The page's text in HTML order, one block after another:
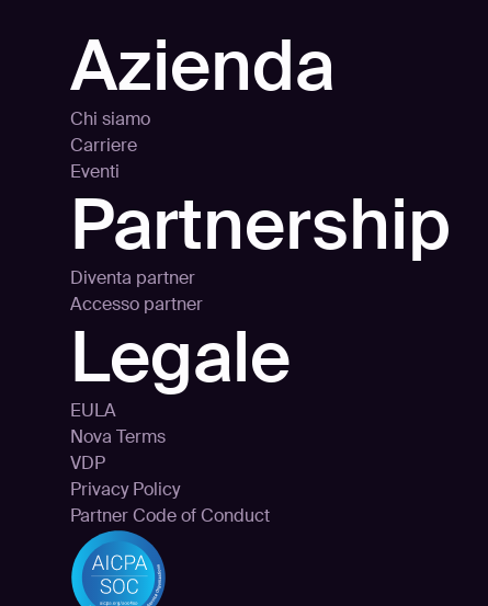
Azienda
Chi siamo
Carriere
Eventi
Partnership
Diventa partner
Accesso partner
Legale
EULA
Nova Terms
VDP
Privacy Policy
Partner Code of Conduct